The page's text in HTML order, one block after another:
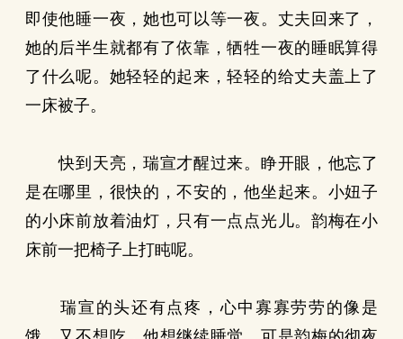
即使他睡一夜，她也可以等一夜。丈夫回来了，
她的后半生就都有了依靠，牺牲一夜的睡眠算得
了什么呢。她轻轻的起来，轻轻的给丈夫盖上了
一床被子。
快到天亮，瑞宣才醒过来。睁开眼，他忘了
是在哪里，很快的，不安的，他坐起来。小妞子
的小床前放着油灯，只有一点点光儿。韵梅在小
床前一把椅子上打盹呢。
瑞宣的头还有点疼，心中寡寡劳劳的像是